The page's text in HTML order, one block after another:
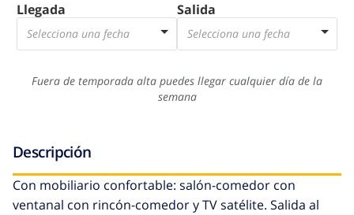
Llegada
Selecciona una fecha
Salida
Selecciona una fecha
Fuera de temporada alta puedes llegar cualquier día de la
semana
Descripción
Con mobiliario confortable: salón-comedor con
ventanal con rincón-comedor y TV satélite. Salida al